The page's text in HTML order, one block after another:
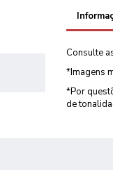
Consulte
*Imagens
*Por
de